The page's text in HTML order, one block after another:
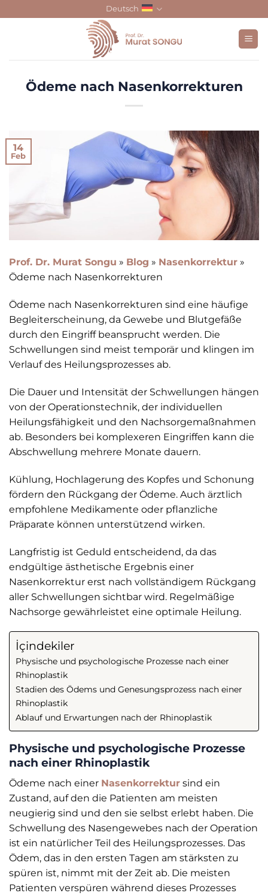
Deutsch
Ödeme nach Nasenkorrekturen
14
Feb
Prof. Dr. Murat Songu » Blog » Nasenkorrektur »
Ödeme nach Nasenkorrekturen
Ödeme nach Nasenkorrekturen sind eine häufige
Begleiterscheinung, da Gewebe und Blutgefäße
durch den Eingriff beansprucht werden. Die
Schwellungen sind meist temporär und klingen im
Verlauf des Heilungsprozesses ab.
Die Dauer und Intensität der Schwellungen hängen
von der Operationstechnik, der individuellen
Heilungsfähigkeit und den Nachsorgemaßnahmen
ab. Besonders bei komplexeren Eingriffen kann die
Abschwellung mehrere Monate dauern.
Kühlung, Hochlagerung des Kopfes und Schonung
fördern den Rückgang der Ödeme. Auch ärztlich
empfohlene Medikamente oder pflanzliche
Präparate können unterstützend wirken.
Langfristig ist Geduld entscheidend, da das
endgültige ästhetische Ergebnis einer
Nasenkorrektur erst nach vollständigem Rückgang
aller Schwellungen sichtbar wird. Regelmäßige
Nachsorge gewährleistet eine optimale Heilung.
İçindekiler
Physische und psychologische Prozesse nach einer
Rhinoplastik
Stadien des Ödems und Genesungsprozess nach einer
Rhinoplastik
Ablauf und Erwartungen nach der Rhinoplastik
Physische und psychologische Prozesse
nach einer Rhinoplastik
Ödeme nach einer Nasenkorrektur sind ein
Zustand, auf den die Patienten am meisten
neugierig sind und den sie selbst erlebt haben. Die
Schwellung des Nasengewebes nach der Operation
ist ein natürlicher Teil des Heilungsprozesses. Das
Ödem, das in den ersten Tagen am stärksten zu
spüren ist, nimmt mit der Zeit ab. Die meisten
Patienten verspüren während dieses Prozesses